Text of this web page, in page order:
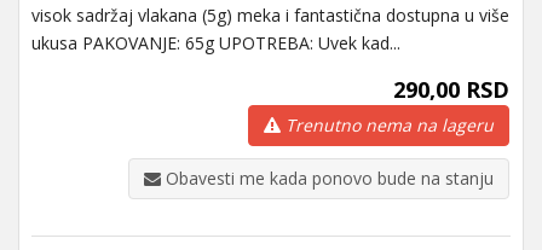
visok sadržaj vlakana (5g) meka i fantastična dostupna u više
ukusa PAKOVANJE: 65g UPOTREBA: Uvek kad...
290,00 RSD
Trenutno nema na lageru
Obavesti me kada ponovo bude na stanju